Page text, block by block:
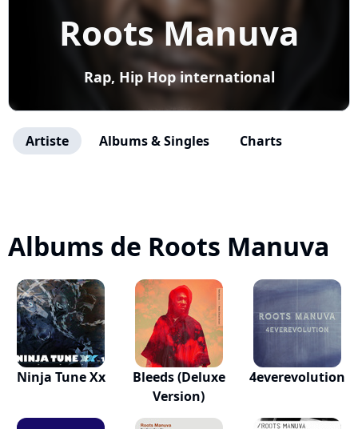
Roots Manuva
Rap, Hip Hop international
Artiste Albums & Singles Charts
Albums de Roots Manuva
Ninja Tune Xx
Bleeds (Deluxe
Version)
4everevolution